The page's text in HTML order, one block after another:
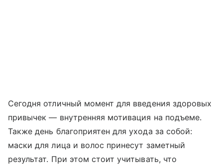
Сегодня отличный момент для введения здоровых
привычек — внутренняя мотивация на подъеме.
Также день благоприятен для ухода за собой:
маски для лица и волос принесут заметный
результат. При этом стоит учитывать, что